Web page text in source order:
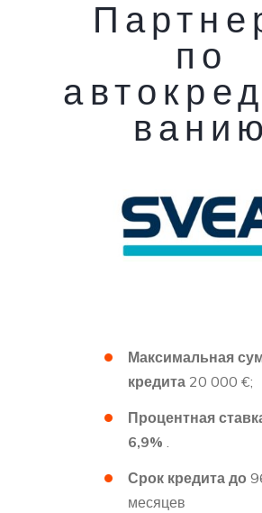
по
ванию
Максимальная
кредита20 000 €;
Процентная
6,9% .
Срок кредита до
месяцев